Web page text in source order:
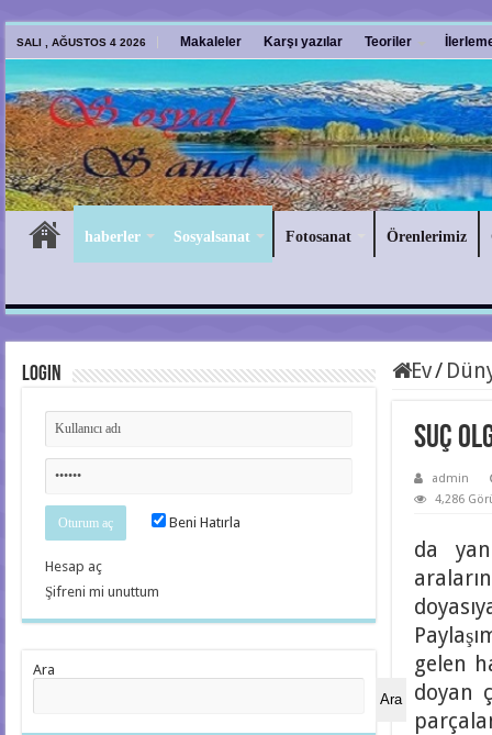
SALI , AĞUSTOS 4 2026 Makaleler Karşı yazılar Teoriler
haberler Sosyalsanat Fotosanat Örenlerimiz
Ev/
Suç
admin
4,286
da
gelen
doyan
Login
Beni Hatırla
Hesap aç
Şifreni mi unuttum
Ara
Ara